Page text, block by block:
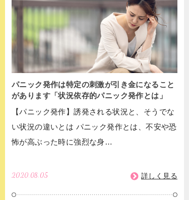
パニック発作は特定の刺激が引き金になること
があります「状況依存的パニック発作とは」
【パニック発作】誘発される状況と、そうでな
い状況の違いとは パニック発作とは、不安や恐
怖が高ぶった時に強烈な身…
2020.08.05 詳しく見る